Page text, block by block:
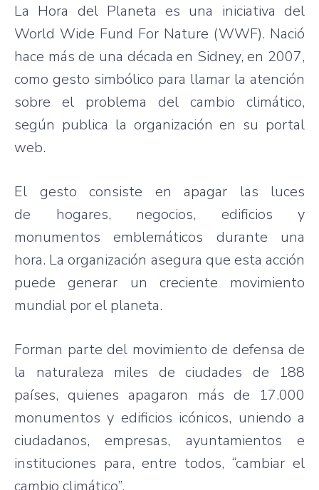
La Hora del Planeta es una iniciativa del
World Wide Fund For Nature (WWF). Nació
hace más de una década en Sidney, en 2007,
como gesto simbólico para llamar la atención
sobre el problema del cambio climático,
según publica la organización en su portal
web.
El gesto consiste en apagar las luces
de hogares, negocios, edificios y
monumentos emblemáticos durante una
hora. La organización asegura que esta acción
puede generar un creciente movimiento
mundial por el planeta.
Forman parte del movimiento de defensa de
la naturaleza miles de ciudades de 188
países, quienes apagaron más de 17.000
monumentos y edificios icónicos, uniendo a
ciudadanos, empresas, ayuntamientos e
instituciones para, entre todos, “cambiar el
cambio climático”.